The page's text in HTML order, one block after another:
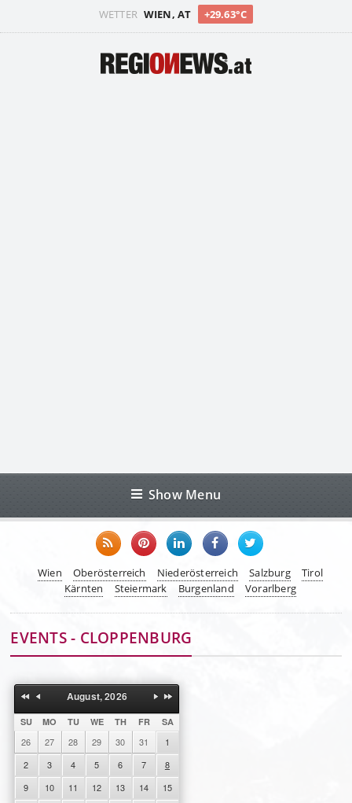
WETTER WIEN, AT +29.63°C
Show Menu
Wien Oberösterreich Niederösterreich Salzburg
Tirol
Kärnten
Steiermark Burgenland Vorarlberg
EVENTS - CLOPPENBURG
August, 2026
SU MO TU WE TH FR SA
26 27 28 29 30 31
1
2
3 4 5 6 7
8
9
10 11 12 13 14
15